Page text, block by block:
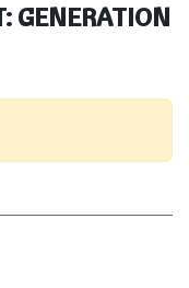
GENERATION